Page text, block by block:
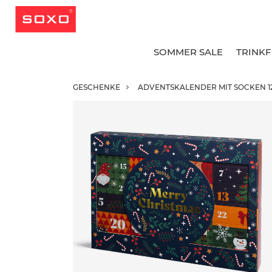
SOMMER SALE
GESCHENKE ADVENTSKALENDER MIT SOCKEN